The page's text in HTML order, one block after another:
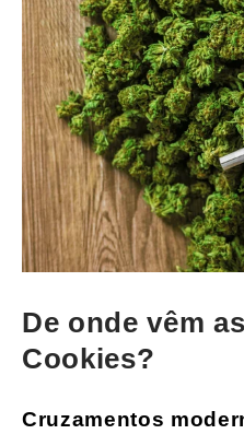
De onde vêm
Cookies?
Cruzamentos